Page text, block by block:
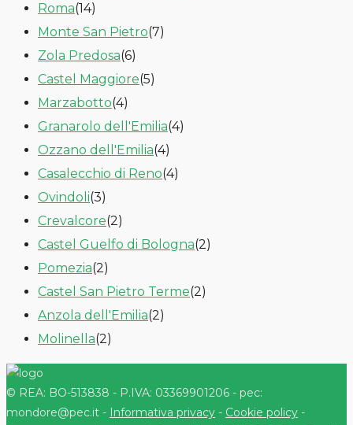
Roma(14)
Monte San Pietro(7)
Zola Predosa(6)
Castel Maggiore(5)
Marzabotto(4)
Granarolo dell'Emilia(4)
Ozzano dell'Emilia(4)
Casalecchio di Reno(4)
Ovindoli(3)
Crevalcore(2)
Castel Guelfo di Bologna(2)
Pomezia(2)
Castel San Pietro Terme(2)
Anzola dell'Emilia(2)
Molinella(2)
© REA: BO-513838 - P.IVA: 03369901206 - pec:
mondore@pec.it - Informativa privacy - Cookie policy -